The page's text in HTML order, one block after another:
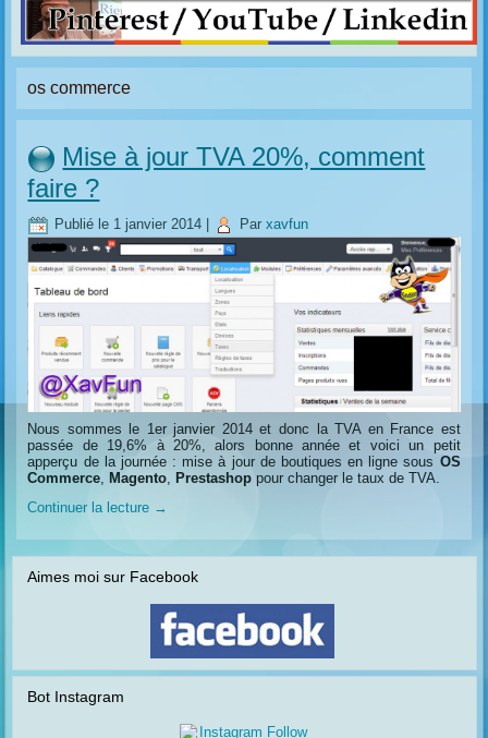
os commerce
Mise à jour TVA 20%, comment
faire ?
Publié le 1 janvier 2014 Par xavfun
Nous sommes le 1er janvier 2014 et donc la TVA en France est
passée de 19,6% à 20%, alors bonne année et voici un petit
apperçu de la journée : mise à jour de boutiques en ligne sous OS
Commerce
Magento Prestashop pour changer le taux de TVA.
Continuer la lecture →
Aimes moi sur Facebook
Bot Instagram